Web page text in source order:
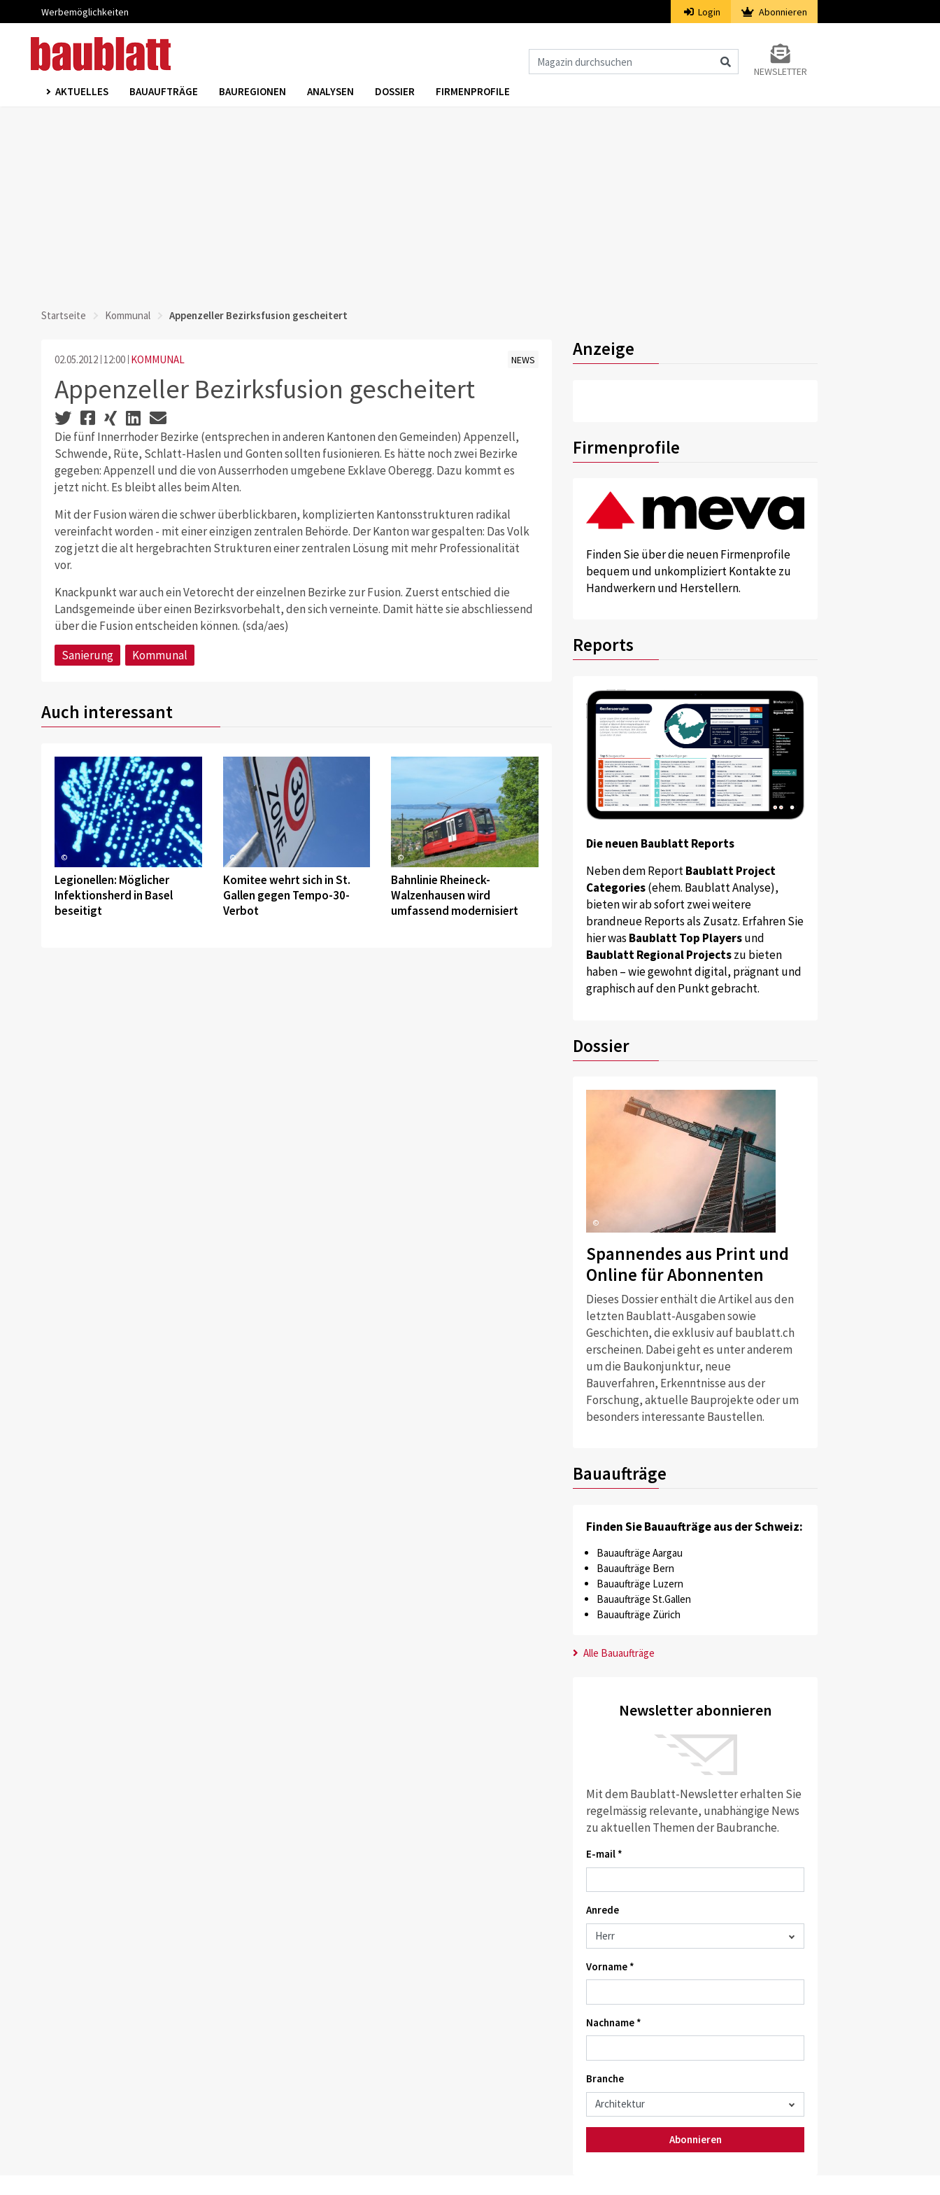
Werbemöglichkeiten Login Abonnieren
NEWSLETTER
AKTUELLES BAUAUFTRÄGE BAUREGIONEN ANALYSEN DOSSIER FIRMENPROFILE
Startseite Kommunal Appenzeller Bezirksfusion gescheitert
02.05.2012 12:00 KOMMUNAL NEWS
Appenzeller Bezirksfusion gescheitert
Die fünf Innerrhoder Bezirke (entsprechen in anderen Kantonen den Gemeinden) Appenzell,
Schwende, Rüte, Schlatt-Haslen und Gonten sollten fusionieren. Es hätte noch zwei Bezirke
gegeben: Appenzell und die von Ausserrhoden umgebene Exklave Oberegg. Dazu kommt es
jetzt nicht. Es bleibt alles beim Alten.
Mit der Fusion wären die schwer überblickbaren, komplizierten Kantonsstrukturen radikal
vereinfacht worden - mit einer einzigen zentralen Behörde. Der Kanton war gespalten: Das Volk
zog jetzt die alt hergebrachten Strukturen einer zentralen Lösung mit mehr Professionalität
vor.
Knackpunkt war auch ein Vetorecht der einzelnen Bezirke zur Fusion. Zuerst entschied die
Landsgemeinde über einen Bezirksvorbehalt, den sich verneinte. Damit hätte sie abschliessend
über die Fusion entscheiden können. (sda/aes)
Sanierung
Kommunal
Auch interessant
©
Legionellen: Möglicher
Infektionsherd in Basel
beseitigt
©
Komitee wehrt sich in St.
Gallen gegen Tempo-30-
Verbot
©
Bahnlinie Rheineck-
Walzenhausen wird
umfassend modernisiert
Anzeige
Firmenprofile
Finden Sie über die neuen Firmenprofile
bequem und unkompliziert Kontakte zu
Handwerkern und Herstellern.
Reports
Die neuen Baublatt Reports
Neben dem ReportBaublatt Project
Categories(ehem. Baublatt Analyse),
bieten wir ab sofort zwei weitere
brandneue Reports als Zusatz. Erfahren Sie
hier was Baublatt Top Playersund
Baublatt Regional Projectszu bieten
haben – wie gewohnt digital, prägnant und
graphisch auf den Punkt gebracht.
Dossier
©
Spannendes aus Print und
Online für Abonnenten
Dieses Dossier enthält die Artikel aus den
letzten Baublatt-Ausgaben sowie
Geschichten, die exklusiv auf baublatt.ch
erscheinen. Dabei geht es unter anderem
um die Baukonjunktur, neue
Bauverfahren, Erkenntnisse aus der
Forschung, aktuelle Bauprojekte oder um
besonders interessante Baustellen.
Bauaufträge
Finden Sie Bauaufträge aus der Schweiz:
Bauaufträge Aargau
Bauaufträge Bern
Bauaufträge Luzern
Bauaufträge St.Gallen
Bauaufträge Zürich
Alle Bauaufträge
Newsletter abonnieren
Mit dem Baublatt-Newsletter erhalten Sie
regelmässig relevante, unabhängige News
zu aktuellen Themen der Baubranche.
E-mail *
Anrede
Vorname *
Nachname *
Branche
Abonnieren